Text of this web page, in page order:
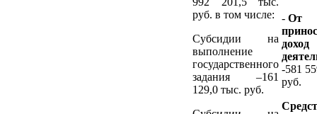
руб. в том числе:
Субсидии на
выполнение
государственного
задания –161
129,0 тыс. руб.
- От
доход
-581
руб.